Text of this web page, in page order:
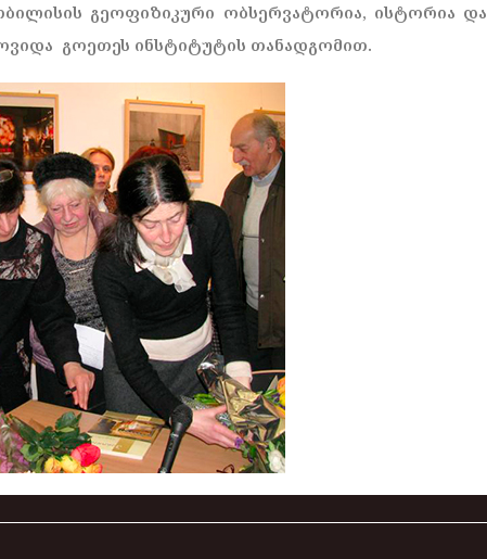
გეოფიზიკური ობსერვატორია, ისტორია და
გოეთეს ინსტიტუტის თანადგომით.